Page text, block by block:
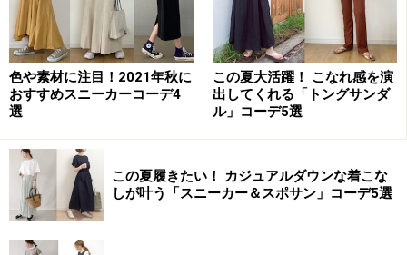
ットシューズ。こちらも歩行をサポートするインソール
仕様なので、快適な履き心地です。また、こちらも撥水
加工が施されているので、明るい色合いのシューズなが
ら梅雨のシーズンにも安心して着用できます。
レザーレースアップシューズ
色や素材に注目！2021年秋に
おすすめスニーカーコーデ4
選
この夏大活躍！ こなれ感を演
出してくれる「トングサンダ
ル」コーデ5選
この夏履きたい！ カジュアルダウンな着こな
しが叶う「スニーカー＆スポサン」コーデ5選